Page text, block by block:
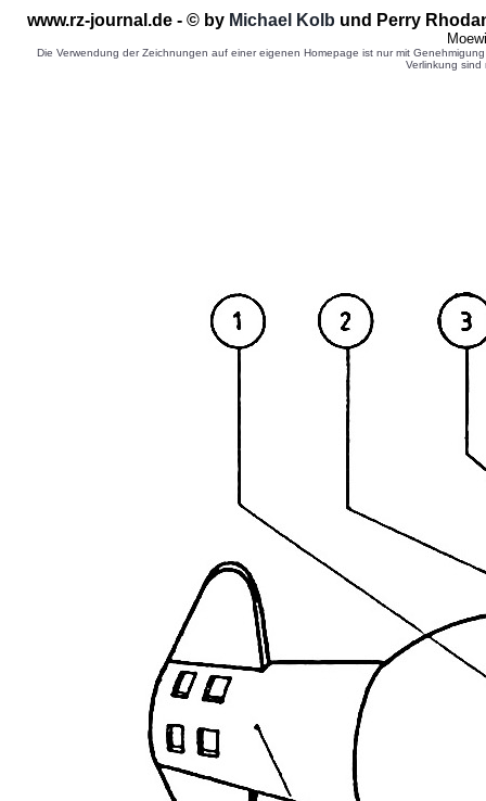
www.rz-journal.de - © by Michael Kolb und Perry
Die Verwendung der Zeichnungen auf einer eigenen Homepage ist nur mit
Verlinkung sind